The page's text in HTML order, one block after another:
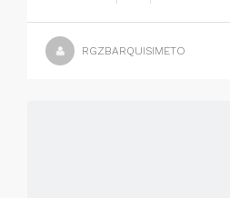
RGZBARQUISIMETO